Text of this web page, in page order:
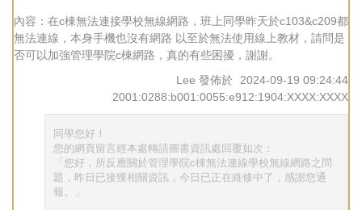
內容：在c棟無法連接學校無線網路，班上同學昨天於c103&c209都
無法連線，本身手機也沒有網路 以至於無法使用線上教材，請問是
否可以加強管理學院c棟網路，真的有些困擾，謝謝。
Lee 發佈於 2024-09-19 09:24:44
2001:0288:b001:0055:e912:1904:XXXX:XXXX
同學您好！
您的網頁留言經本處轉請圖書資訊處回覆如次：
「您好，所反應關於管理學院c棟無法連線學校無線網路之問
題，昨日已接獲相關資訊，今日已正在維修中了，感謝您通
報。」